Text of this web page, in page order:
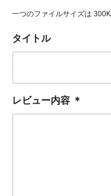
一つのファイルサイズは
タイトル
レビュー内容 ＊